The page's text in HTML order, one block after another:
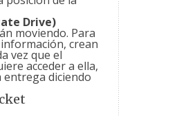
Drive)
moviendo. Para
crean
vez que el
acceder a ella,
entrega diciendo